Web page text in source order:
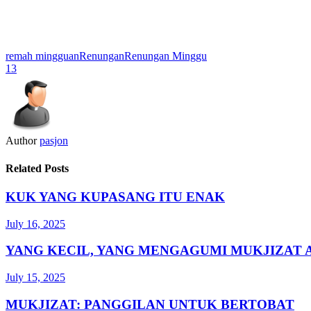
remah mingguanRenunganRenungan Minggu
13
Author pasjon
Related Posts
KUK YANG KUPASANG ITU ENAK
July 16, 2025
YANG KECIL, YANG MENGAGUMI MUKJIZAT
July 15, 2025
MUKJIZAT: PANGGILAN UNTUK BERTOBAT